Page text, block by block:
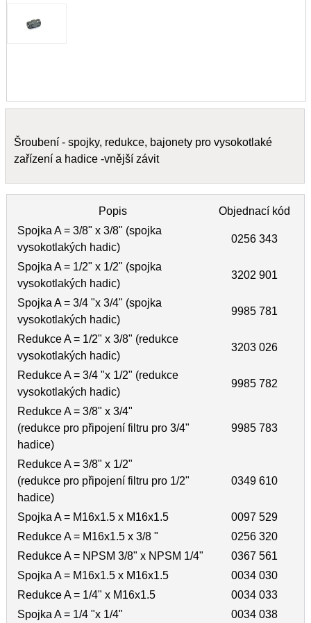
Šroubení - spojky, redukce, bajonety pro vysokotlaké
zařízení a hadice -vnější závit
Popis
Objednací kód
Spojka A = 3/8" x 3/8" (spojka
vysokotlakých hadic)
0256 343
Spojka A = 1/2" x 1/2" (spojka
vysokotlakých hadic)
3202 901
Spojka A = 3/4 "x 3/4" (spojka
vysokotlakých hadic)
9985 781
Redukce A = 1/2" x 3/8" (redukce
vysokotlakých hadic)
3203 026
Redukce A = 3/4 "x 1/2" (redukce
vysokotlakých hadic)
9985 782
Redukce A = 3/8" x 3/4"
(redukce pro připojení filtru pro 3/4"
hadice)
9985 783
Redukce A = 3/8" x 1/2"
(redukce pro připojení filtru pro 1/2"
hadice)
0349 610
Spojka A = M16x1.5 x M16x1.5
0097 529
Redukce A = M16x1.5 x 3/8 "
0256 320
Redukce A = NPSM 3/8" x NPSM 1/4"
0367 561
Spojka A = M16x1.5 x M16x1.5
0034 030
Redukce A = 1/4" x M16x1.5
0034 033
Spojka A = 1/4 "x 1/4"
0034 038